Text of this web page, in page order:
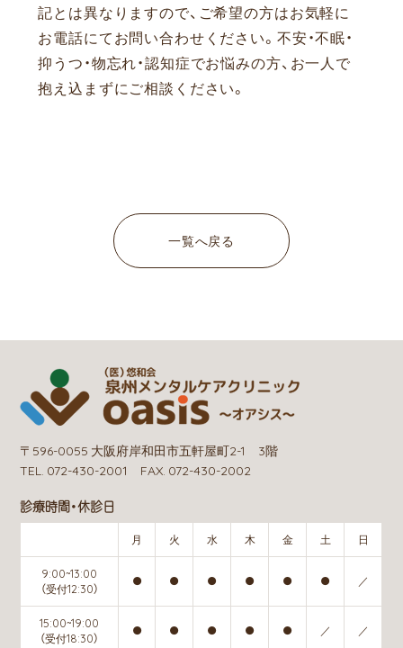
記とは異なりますので、ご希望の方はお気軽に
お電話にてお問い合わせください。 不安・不眠・
抑うつ・物忘れ・認知症でお悩みの方、お一人で
抱え込まずにご相談ください。
一覧へ戻る
〒596-0055 大阪府岸和田市五軒屋町2-1 3階
TEL. 072-430-2001 FAX. 072-430-2002
診療時間・休診日
月 火 水 木 金 土 日
9:00~13:00
（受付12:30）
● ● ● ● ● ● ／
15:00~19:00
（受付18:30）
● ● ● ● ● ／ ／